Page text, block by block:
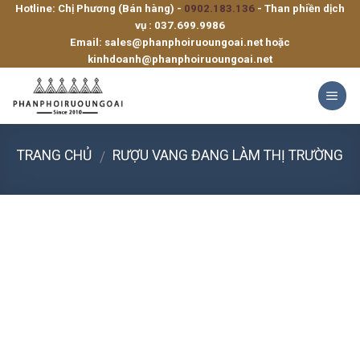
SkipHotline: Chị Phương (Bán hàng) - 0902.183.136 - Than phiền dịch
vụ : 037.699.9986
Email: sales@phanphoiruoungoai.net hoặc
kinhdoanh@phanphoiruoungoai.net
TRANG CHỦ / RƯỢU VANG ĐANG LÀM THỊ TRƯỜNG